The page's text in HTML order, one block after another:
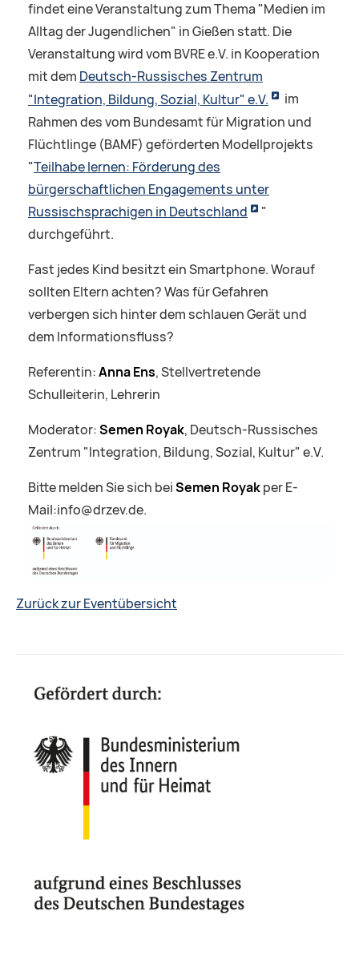
findet eine Veranstaltung zum Thema "Medien im
Alltag der Jugendlichen" in Gießen statt. Die
Veranstaltung wird vom BVRE e.V. in Kooperation
mit dem Deutsch-Russisches Zentrum
"Integration, Bildung, Sozial, Kultur" e.V.
im
Rahmen des vom Bundesamt für Migration und
Flüchtlinge (BAMF) geförderten Modellprojekts
"Teilhabe lernen: Förderung des
bürgerschaftlichen Engagements unter
Russischsprachigen in Deutschland
"
durchgeführt.
Fast jedes Kind besitzt ein Smartphone. Worauf
sollten Eltern achten? Was für Gefahren
verbergen sich hinter dem schlauen Gerät und
dem Informationsfluss?
Referentin:Anna Ens, Stellvertretende
Schulleiterin, Lehrerin
Moderator:Semen Royak, Deutsch-Russisches
Zentrum "Integration, Bildung, Sozial, Kultur" e.V.
Bitte melden Sie sich beiSemen Royakper E-
Mail:info@drzev.de.
Zurück zur Eventübersicht